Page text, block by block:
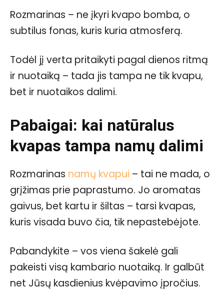
Rozmarinas – ne įkyri kvapo bomba, o
subtilus fonas, kuris kuria atmosferą.
Todėl jį verta pritaikyti pagal dienos ritmą
ir nuotaiką – tada jis tampa ne tik kvapu,
bet ir nuotaikos dalimi.
Pabaigai: kai natūralus
kvapas tampa namų dalimi
Rozmarinas namų kvapui – tai ne mada, o
grįžimas prie paprastumo. Jo aromatas
gaivus, bet kartu ir šiltas – tarsi kvapas,
kuris visada buvo čia, tik nepastebėjote.
Pabandykite – vos viena šakelė gali
pakeisti visą kambario nuotaiką. Ir galbūt
net Jūsų kasdienius kvėpavimo įpročius.